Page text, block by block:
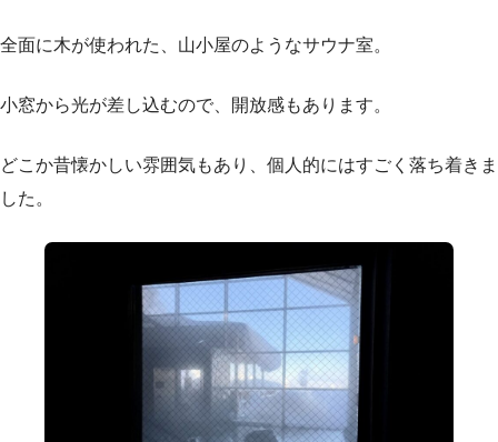
全面に木が使われた、山小屋のようなサウナ室。
小窓から光が差し込むので、開放感もあります。
どこか昔懐かしい雰囲気もあり、個人的にはすごく落ち着きま
した。